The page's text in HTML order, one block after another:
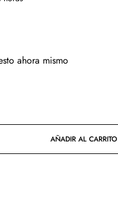
ahora mismo
AÑADIR AL CARRITO